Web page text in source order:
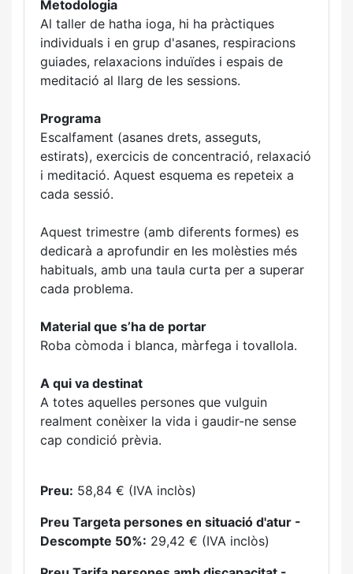
Metodologia
Al taller de hatha ioga, hi ha pràctiques
individuals i en grup d'asanes, respiracions
guiades, relaxacions induïdes i espais de
meditació al llarg de les sessions.
Programa
Escalfament (asanes drets, asseguts,
estirats), exercicis de concentració, relaxació
i meditació. Aquest esquema es repeteix a
cada sessió.
Aquest trimestre (amb diferents formes) es
dedicarà a aprofundir en les molèsties més
habituals, amb una taula curta per a superar
cada problema.
Material que s’ha de portar
Roba còmoda i blanca, màrfega i tovallola.
A qui va destinat
A totes aquelles persones que vulguin
realment conèixer la vida i gaudir-ne sense
cap condició prèvia.
Preu: 58,84 € (IVA inclòs)
Preu Targeta persones en situació d'atur -
Descompte 50%: 29,42 € (IVA inclòs)